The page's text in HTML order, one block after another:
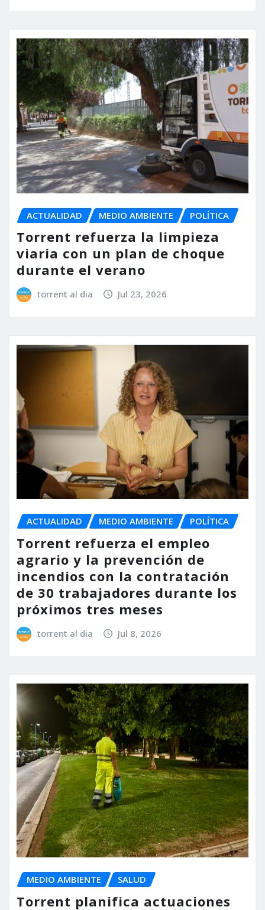
ACTUALIDAD MEDIO AMBIENTE POLÍTICA
Torrent refuerza la limpieza
viaria con un plan de choque
durante el verano
torrent al dia Jul 23, 2026
ACTUALIDAD MEDIO AMBIENTE POLÍTICA
Torrent refuerza el empleo
agrario y la prevención de
incendios con la contratación
de 30 trabajadores durante los
próximos tres meses
torrent al dia Jul 8, 2026
MEDIO AMBIENTE SALUD
Torrent planifica actuaciones